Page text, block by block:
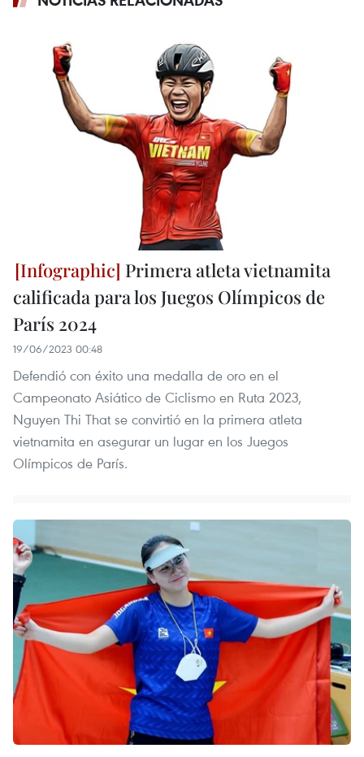
Primera atleta vietnamita
calificada para los Juegos Olímpicos de
París 2024
19/06/2023 00:48
Defendió con éxito una medalla de oro en el
Campeonato Asiático de Ciclismo en Ruta 2023,
Nguyen Thi That se convirtió en la primera atleta
vietnamita en asegurar un lugar en los Juegos
Olímpicos de París.